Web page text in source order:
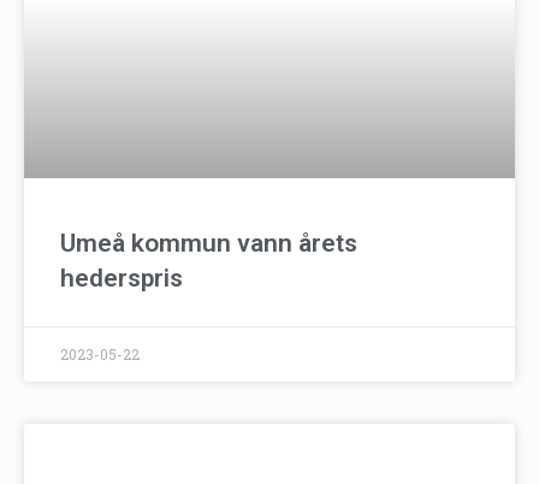
Umeå kommun vann årets
hederspris
2023-05-22